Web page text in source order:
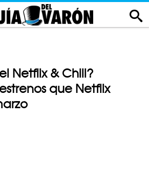
Netflix & Chill?
que Netflix